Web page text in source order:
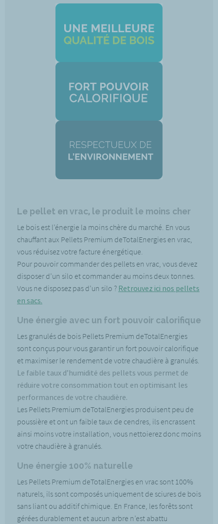
Le pellet en vrac, le produit le moins cher
Le bois est l’énergie la moins chère du marché. En vous
chauffant aux Pellets Premium deTotalEnergies en vrac,
vous réduisez votre facture énergétique.
Pour pouvoir commander des pellets en vrac, vous devez
disposer d’un silo et commander au moins deux tonnes.
Vous ne disposez pas d’un silo ? Retrouvez ici nos pellets
en sacs.
Une énergie avec un fort pouvoir calorifique
Les granulés de bois Pellets Premium deTotalEnergies
sont conçus pour vous garantir un fort pouvoir calorifique
et maximiser le rendement de votre chaudière à granulés.
Le faible taux d’humidité des pellets vous permet de
réduire votre consommation tout en optimisant les
performances de votre chaudière.
Les Pellets Premium deTotalEnergies produisent peu de
poussière et ont un faible taux de cendres, ils encrassent
ainsi moins votre installation, vous nettoierez donc moins
votre chaudière à granulés.
Une énergie 100% naturelle
Les Pellets Premium deTotalEnergies en vrac sont 100%
naturels, ils sont composés uniquement de sciures de bois
sans liant ou additif chimique. En France, les forêts sont
gérées durablement et aucun arbre n’est abattu